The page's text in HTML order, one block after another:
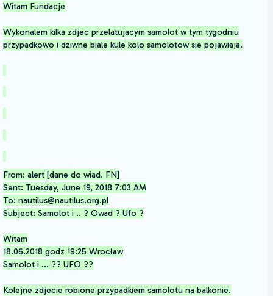
Witam Fundacje
Wykonalem kilka zdjec przelatujacym samolot w tym tygodniu
przypadkowo i dziwne biale kule kolo samolotow sie pojawiaja.
From: alert [dane do wiad. FN]
Sent: Tuesday, June 19, 2018 7:03 AM
To: nautilus@nautilus.org.pl
Subject: Samolot i .. ? Owad ? Ufo ?
Witam
18.06.2018 godz 19:25 Wrocław
Samolot i ... ?? UFO ??
Kolejne zdjecie robione przypadkiem samolotu na balkonie.